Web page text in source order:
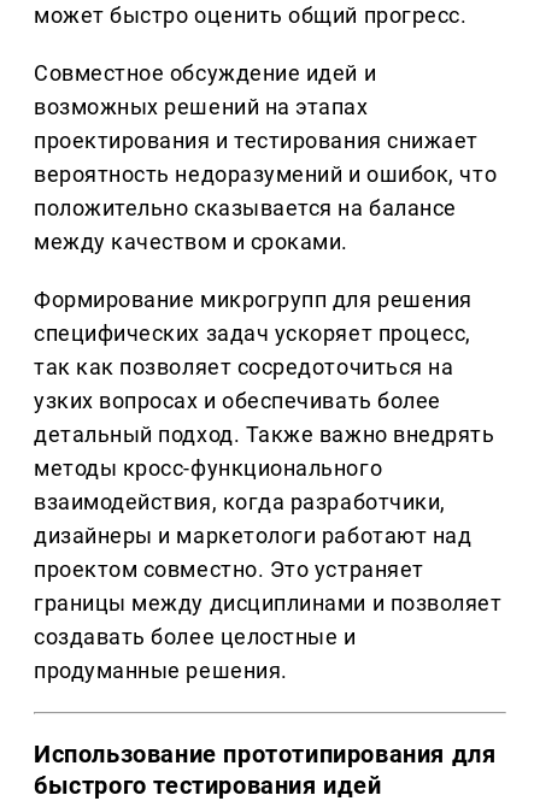
может быстро оценить общий прогресс.
Совместное обсуждение идей и
возможных решений на этапах
проектирования и тестирования снижает
вероятность недоразумений и ошибок, что
положительно сказывается на балансе
между качеством и сроками.
Формирование микрогрупп для решения
специфических задач ускоряет процесс,
так как позволяет сосредоточиться на
узких вопросах и обеспечивать более
детальный подход. Также важно внедрять
методы кросс-функционального
взаимодействия, когда разработчики,
дизайнеры и маркетологи работают над
проектом совместно. Это устраняет
границы между дисциплинами и позволяет
создавать более целостные и
продуманные решения.
Использование прототипирования для
быстрого тестирования идей